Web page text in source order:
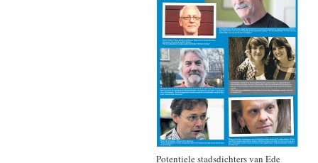
Potentiele stadsdichters van Ede